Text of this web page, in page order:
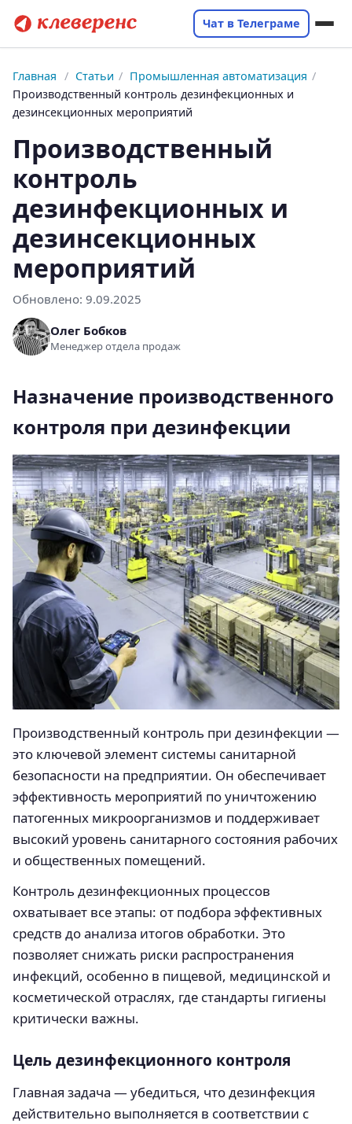
Чат в Телеграме
Главная / Статьи / Промышленная автоматизация /
Производственный контроль дезинфекционных и
дезинсекционных мероприятий
Производственный
контроль
дезинфекционных и
дезинсекционных
мероприятий
Обновлено: 9.09.2025
Олег Бобков
Менеджер отдела продаж
Назначение производственного
контроля при дезинфекции
Производственный контроль при дезинфекции —
это ключевой элемент системы санитарной
безопасности на предприятии. Он обеспечивает
эффективность мероприятий по уничтожению
патогенных микроорганизмов и поддерживает
высокий уровень санитарного состояния рабочих
и общественных помещений.
Контроль дезинфекционных процессов
охватывает все этапы: от подбора эффективных
средств до анализа итогов обработки. Это
позволяет снижать риски распространения
инфекций, особенно в пищевой, медицинской и
косметической отраслях, где стандарты гигиены
критически важны.
Цель дезинфекционного контроля
Главная задача — убедиться, что дезинфекция
действительно выполняется в соответствии с